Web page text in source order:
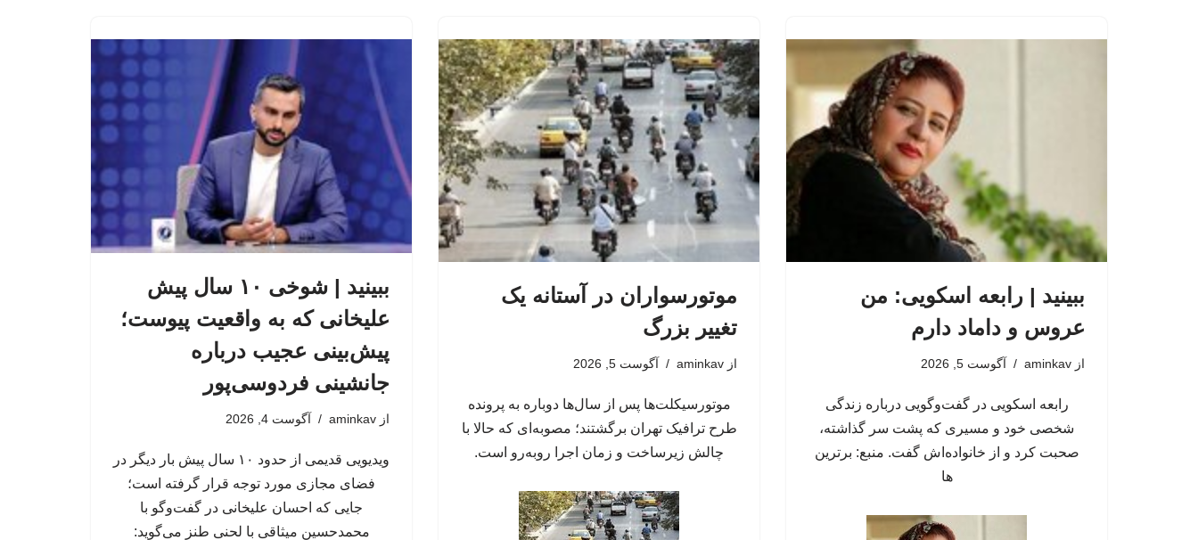
ببینید | رابعه اسکویی: من
عروس و داماد دارم
از aminkav آگوست 5, 2026
رابعه اسکویی در گفت‌وگویی درباره زندگی
شخصی خود و مسیری که پشت سر گذاشته،
صحبت کرد و از خانواده‌اش گفت. منبع: برترین
ها
موتورسواران در آستانه یک
تغییر بزرگ
از aminkav آگوست 5, 2026
موتورسیکلت‌ها پس از سال‌ها دوباره به پرونده
طرح ترافیک تهران برگشتند؛ مصوبه‌ای که حالا با
چالش زیرساخت و زمان اجرا روبه‌رو است.
ببینید | شوخی ۱۰ سال پیش
علیخانی که به واقعیت پیوست؛
پیش‌بینی عجیب درباره
جانشینی فردوسی‌پور
از aminkav آگوست 4, 2026
ویدیویی قدیمی از حدود ۱۰ سال پیش بار دیگر در
فضای مجازی مورد توجه قرار گرفته است؛
جایی که احسان علیخانی در گفت‌وگو با
محمدحسین میثاقی با لحنی طنز می‌گوید: